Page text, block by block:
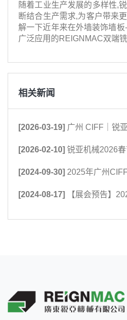
随着工业生产发展的多样性,
断结合生产需求,为客户带来
解一下近年来在外墙装饰墙板-
广泛应用的REIGNMAC双端铣
相关新闻
[2026-03-19] 广州 CIFF｜锐
[2026-02-10] 锐亚机械2026
[2024-09-30] 2025年广州
[2024-08-17] 【展会预告】